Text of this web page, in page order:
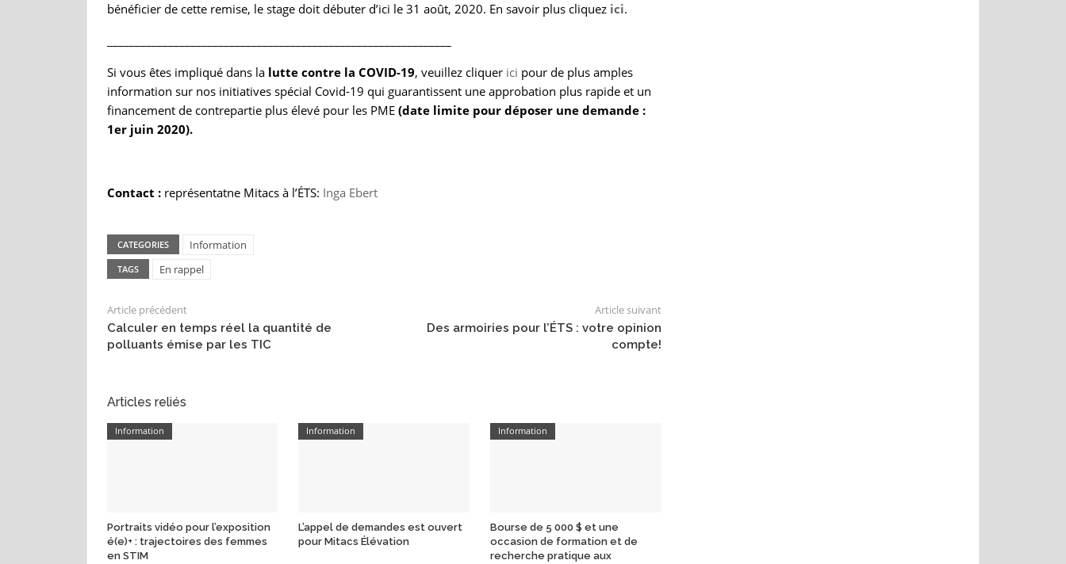
bénéficier de cette remise, le stage doit débuter d’ici le 31 août, 2020. En savoir plus cliquez ici.
Si vous êtes impliqué dans la lutte contre la COVID-19, veuillez cliquer ici pour de plus amples
information sur nos initiatives spécial Covid-19 qui guarantissent une approbation plus rapide et un
financement de contrepartie plus élevé pour les PME (date limite pour déposer une demande :
1er juin 2020).
Contact :représentatne Mitacs à l’ÉTS: Inga Ebert
CATEGORIES Information
TAGS En rappel
Article précédent
Calculer en temps réel la quantité de
polluants émise par les TIC
Article suivant
Des armoiries pour l’ÉTS : votre opinion
compte!
Articles reliés
Information
Portraits vidéo pour l’exposition
é(e)+ : trajectoires des femmes
en STIM
Information
L’appel de demandes est ouvert
pour Mitacs Élévation
Information
Bourse de 5 000 $ et une
occasion de formation et de
recherche pratique aux